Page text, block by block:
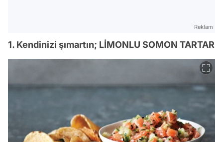
Reklam
1. Kendinizi şımartın; LİMONLU SOMON TARTAR